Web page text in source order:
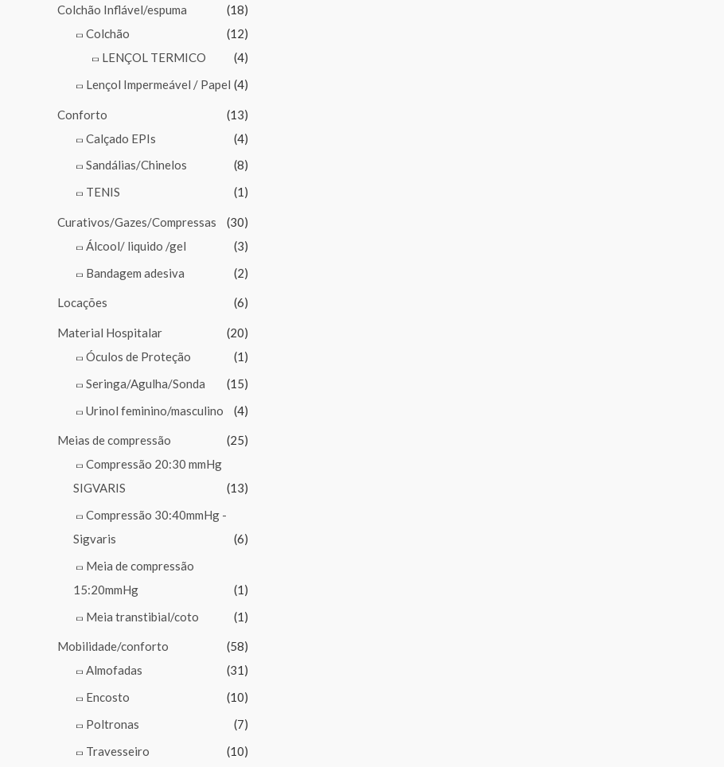
Colchão Inflável/espuma
(18)
Colchão
(12)
LENÇOL TERMICO
(4)
Lençol Impermeável / Papel (4)
Conforto
(13)
Calçado EPIs
(4)
Sandálias/Chinelos
(8)
TENIS
(1)
Curativos/Gazes/Compressas
(30)
Álcool/ liquido /gel
(3)
Bandagem adesiva
(2)
Locações (6)
Material Hospitalar
(20)
Óculos de Proteção
(1)
Seringa/Agulha/Sonda
(15)
Urinol feminino/masculino
(4)
Meias de compressão
(25)
Compressão 20:30 mmHg
SIGVARIS
(13)
Compressão 30:40mmHg -
Sigvaris
(6)
Meia de compressão
15:20mmHg
(1)
Meia transtibial/coto
(1)
Mobilidade/conforto
(58)
Almofadas
(31)
Encosto
(10)
Poltronas
(7)
Travesseiro
(10)